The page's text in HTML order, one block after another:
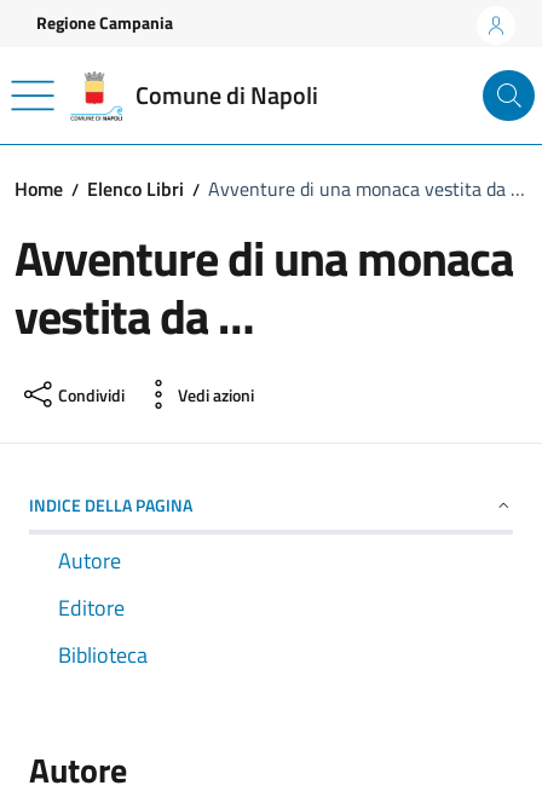
Vai ai contenuti
Vai al footer
Regione Campania
Comune di Napoli
Home Elenco Libri Avventure di una monaca vestita da …
Avventure di una monaca
vestita da …
Condividi Vedi azioni
INDICE DELLA PAGINA
Autore
Editore
Biblioteca
Autore